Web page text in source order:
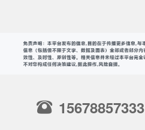
15678857333